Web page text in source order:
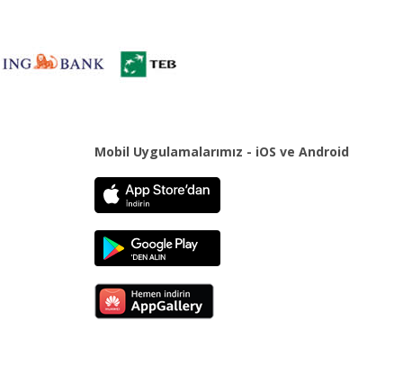
Mobil Uygulamalarımız - iOS ve Android